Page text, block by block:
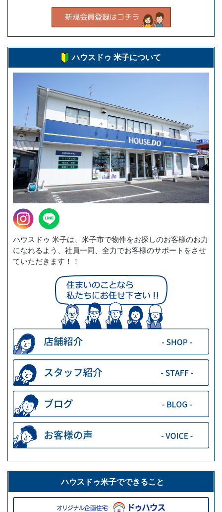
ハウスドゥ 米子について
ハウスドゥ 米子は、米子市で物件をお探しのお客様のお力
になれるよう、社員一同、全力でお客様のサポートをさせ
ていただきます！！
ハウスドゥ米子でできること